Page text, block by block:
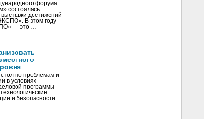
форума
состоялась
достижений
В этом году
— это …
по проблемам и
в условиях
программы
и безопасности …